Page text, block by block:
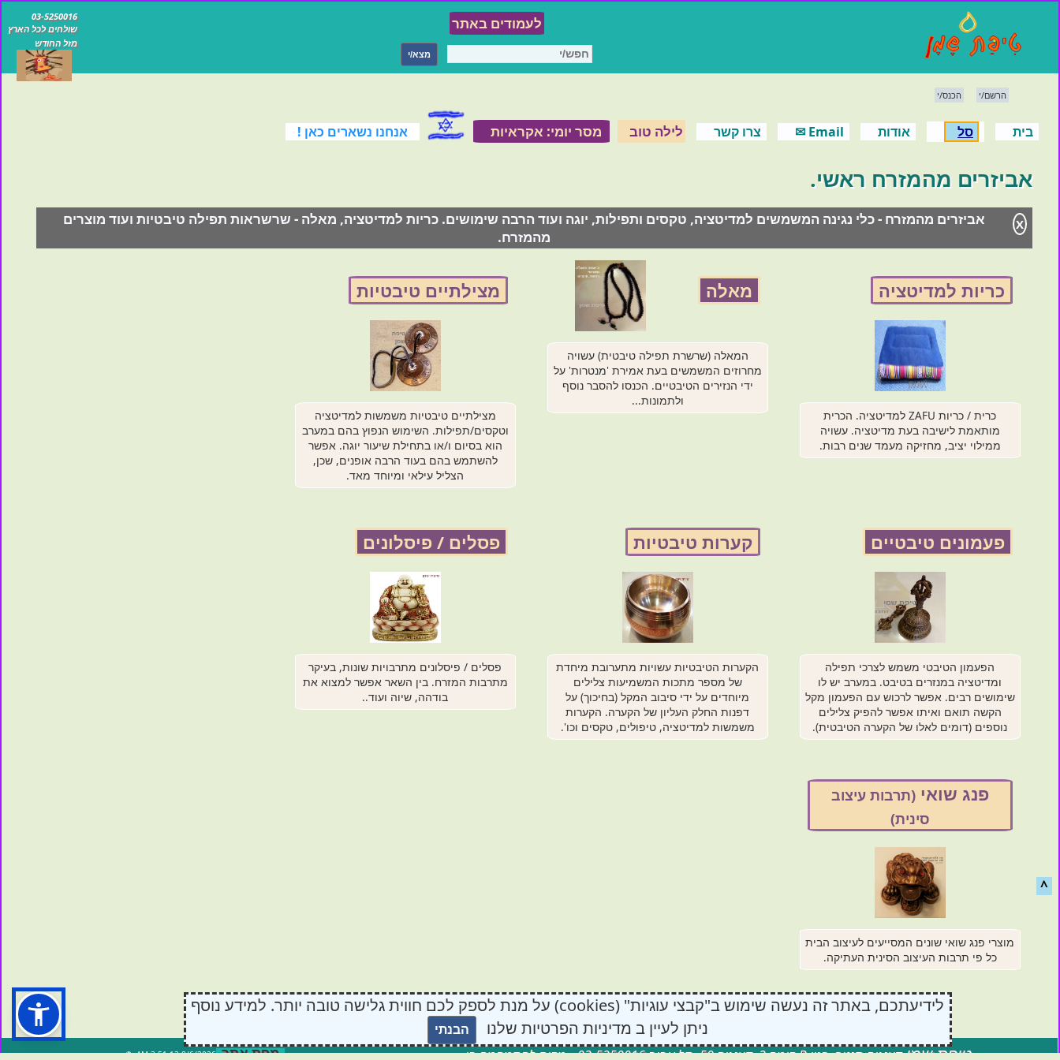
03-5250016
שולחים לכל הארץ
מזל החודש
לעמודים באתר
הרשם/י הכנס/י
בית סל אודות Email ✉ צרו קשר לילה טוב מסר יומי: אקראיות אנחנו נשארים כאן !
אביזרים מהמזרח ראשי.
X
אביזרים מהמזרח - כלי נגינה המשמשים למדיטציה, טקסים ותפילות, יוגה ועוד הרבה שימושים. כריות למדיטציה, מאלה - שרשראות תפילה טיבטיות ועוד מוצרים
מהמזרח.
כריות למדיטציה
כרית / כריות ZAFU למדיטציה. הכרית
מותאמת לישיבה בעת מדיטציה. עשויה
ממילוי יציב, מחזיקה מעמד שנים רבות.
מאלה
המאלה (שרשרת תפילה טיבטית) עשויה
מחרוזים המשמשים בעת אמירת 'מנטרות' על
ידי הנזירים הטיבטיים. הכנסו להסבר נוסף
ולתמונות...
מצילתיים טיבטיות
מצילתיים טיבטיות משמשות למדיטציה
וטקסים/תפילות. השימוש הנפוץ בהם במערב
הוא בסיום ו/או בתחילת שיעור יוגה. אפשר
להשתמש בהם בעוד הרבה אופנים, שכן,
הצליל עילאי ומיוחד מאד.
פעמונים טיבטיים
הפעמון הטיבטי משמש לצרכי תפילה
ומדיטציה במנזרים בטיבט. במערב יש לו
שימושים רבים. אפשר לרכוש עם הפעמון מקל
הקשה תואם ואיתו אפשר להפיק צלילים
נוספים (דומים לאלו של הקערה הטיבטית).
קערות טיבטיות
הקערות הטיבטיות עשויות מתערובת מיחדת
של מספר מתכות המשמיעות צלילים
מיוחדים על ידי סיבוב המקל (בחיכוך) על
דפנות החלק העליון של הקערה. הקערות
משמשות למדיטציה, טיפולים, טקסים וכו'.
פסלים / פיסלונים
פסלים / פיסלונים מתרבויות שונות, בעיקר
מתרבות המזרח. בין השאר אפשר למצוא את
בודהה, שיוה ועוד..
פנג שואי(תרבות עיצוב
סינית)
מוצרי פנג שואי שונים המסייעים לעיצוב הבית
כל פי תרבות העיצוב הסינית העתיקה.
^
טיפת שמן דיזנגוף סנטר, בנין B קומה 2, דיזנגוף 50, תל אביב 03-5250016 מקום להתמהמה בו... מפת אתר 8/6/2026 3:51:13 AM - ©טיפת - שמן
לידיעתכם, באתר זה נעשה שימוש ב"קבצי עוגיות" (cookies) על מנת לספק לכם חווית גלישה טובה יותר. למידע נוסף
ניתן לעיין ב מדיניות הפרטיות שלנו
הבנתי